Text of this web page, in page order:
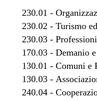
al 28/03/2018
2017 al 04/01/2018
2017 al 10/11/2017
2017 al 08/11/2017
2017 al 09/08/2017
2017 al 17/05/2017
2017 al 14/04/2017
230.01 -
230.02 -Turismo
230.03 -
170.03 -Demanio
130.01 -Comuni e
130.03 -
240.04 -